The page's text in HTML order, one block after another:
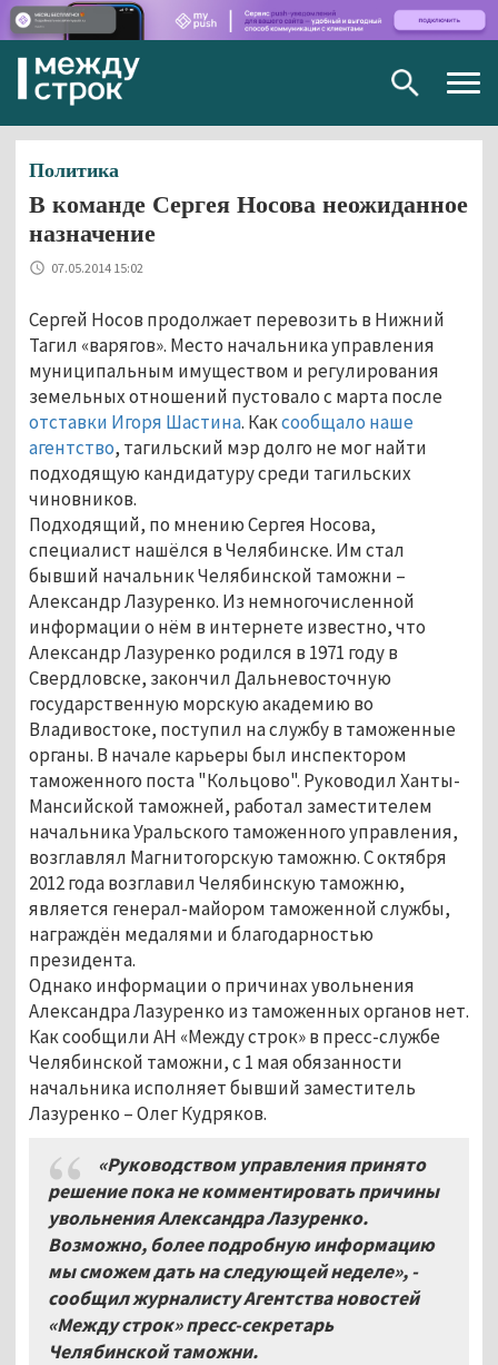
Политика
В команде Сергея Носова неожиданное
назначение
07.05.2014 15:02
Сергей Носов продолжает перевозить в Нижний
Тагил «варягов». Место начальника управления
муниципальным имуществом и регулирования
земельных отношений пустовало с марта после
отставки Игоря Шастина. Каксообщало наше
агентство, тагильский мэр долго не мог найти
подходящую кандидатуру среди тагильских
чиновников.
Подходящий, по мнению Сергея Носова,
специалист нашёлся в Челябинске. Им стал
бывший начальник Челябинской таможни –
Александр Лазуренко. Из немногочисленной
информации о нём в интернете известно, что
Александр Лазуренко родился в 1971 году в
Свердловске, закончил Дальневосточную
государственную морскую академию во
Владивостоке, поступил на службу в таможенные
органы. В начале карьеры был инспектором
таможенного поста "Кольцово". Руководил Ханты-
Мансийской таможней, работал заместителем
начальника Уральского таможенного управления,
возглавлял Магнитогорскую таможню. С октября
2012 года возглавил Челябинскую таможню,
является генерал-майором таможенной службы,
награждён медалями и благодарностью
президента.
Однако информации о причинах увольнения
Александра Лазуренко из таможенных органов нет.
Как сообщили АН «Между строк» в пресс-службе
Челябинской таможни, с 1 мая обязанности
начальника исполняет бывший заместитель
Лазуренко – Олег Кудряков.
«Руководством управления принято
решение пока не комментировать причины
увольнения Александра Лазуренко.
Возможно, более подробную информацию
мы сможем дать на следующей неделе», -
сообщил журналисту Агентства новостей
«Между строк» пресс-секретарь
Челябинской таможни.